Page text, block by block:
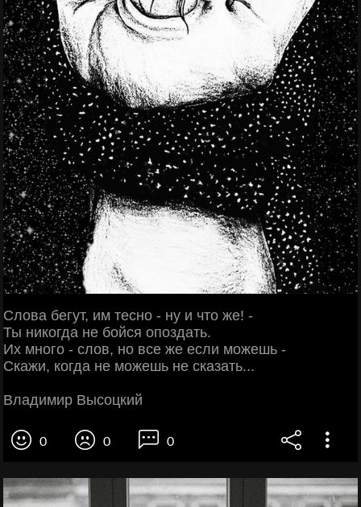
Слова бегут, им тесно - ну и что же! -
Ты никогда не бойся опоздать.
Их много - слов, но все же если можешь -
Скажи, когда не можешь не сказать...
Владимир Высоцкий
0 0 0